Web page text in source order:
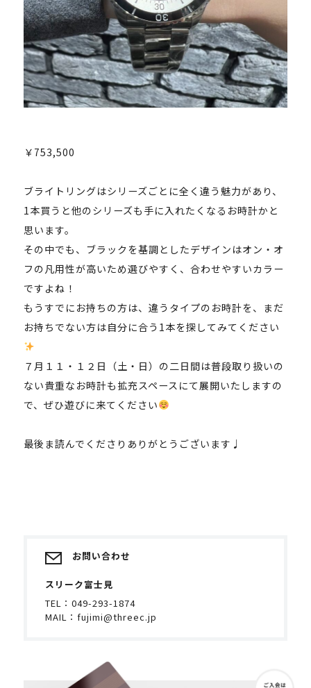
￥753,500
ブライトリングはシリーズごとに全く違う魅力があり、
1本買うと他のシリーズも手に入れたくなるお時計かと
思います。
その中でも、ブラックを基調としたデザインはオン・オ
フの凡用性が高いため選びやすく、合わせやすいカラー
ですよね！
もうすでにお持ちの方は、違うタイプのお時計を、まだ
お持ちでない方は自分に合う1本を探してみてください
７月１１・１２日（土・日）の二日間は普段取り扱いの
ない貴重なお時計も拡充スペースにて展開いたしますの
で、ぜひ遊びに来てください
最後ま読んでくださりありがとうございます♩
お問い合わせ
スリーク富士見
TEL： 049-293-1874
MAIL： fujimi@threec.jp